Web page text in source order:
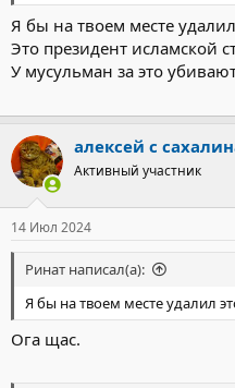
Я бы на твоем месте удалил
Это президент исламской
У мусульман за это
алексей с
Активный участник
14 Июл 2024
Ринат написал(а):
Я бы на твоем месте удалил
Ога щас.